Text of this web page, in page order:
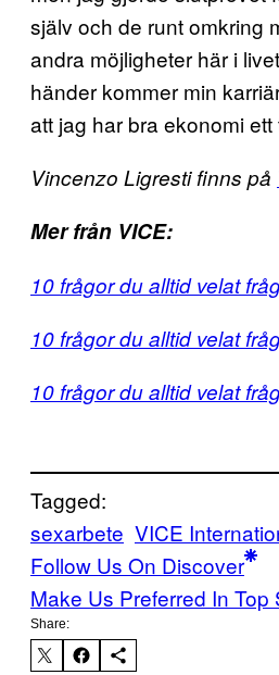
själv och de runt omkring
andra möjligheter här i
händer kommer min
att jag har bra ekonomi ett
Vincenzo Ligresti finns på
Mer från VICE:
10 frågor du alltid velat
10 frågor du alltid velat
10 frågor du alltid velat
Tagged:
sexarbete VICE
Follow Us On Discover
Make Us Preferred In Top
Share: